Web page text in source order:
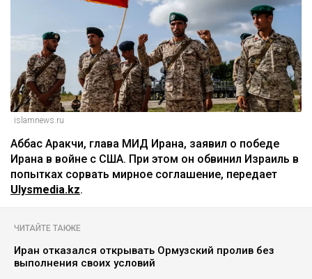
islamnews.ru
Аббас Аракчи, глава МИД Ирана, заявил о победе
Ирана в войне с США. При этом он обвинил Израиль в
попытках сорвать мирное соглашение, передает
Ulysmedia.kz.
ЧИТАЙТЕ ТАКЖЕ
Иран отказался открывать Ормузский пролив без
выполнения своих условий